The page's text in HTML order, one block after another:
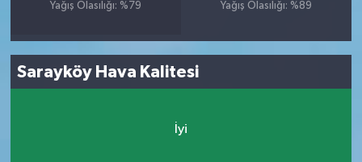
Yağış Olasılığı: %79
Yağış Olasılığı: %89
Sarayköy Hava Kalitesi
İyi